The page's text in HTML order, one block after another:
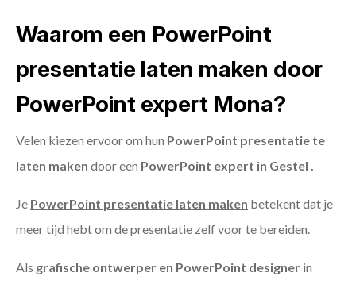
Waarom een PowerPoint
presentatie laten maken door
PowerPoint expert Mona?
Velen kiezen ervoor om hun PowerPoint presentatie te
laten maken door een PowerPoint expert in Gestel .
Je PowerPoint presentatie laten maken betekent dat je
meer tijd hebt om de presentatie zelf voor te bereiden.
Als grafische ontwerper en PowerPoint designer in